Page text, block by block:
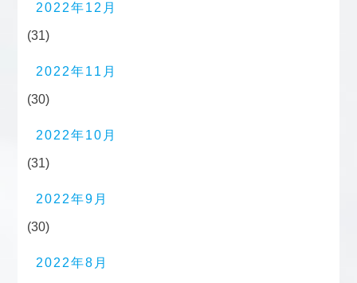
2022年12月
(31)
2022年11月
(30)
2022年10月
(31)
2022年9月
(30)
2022年8月